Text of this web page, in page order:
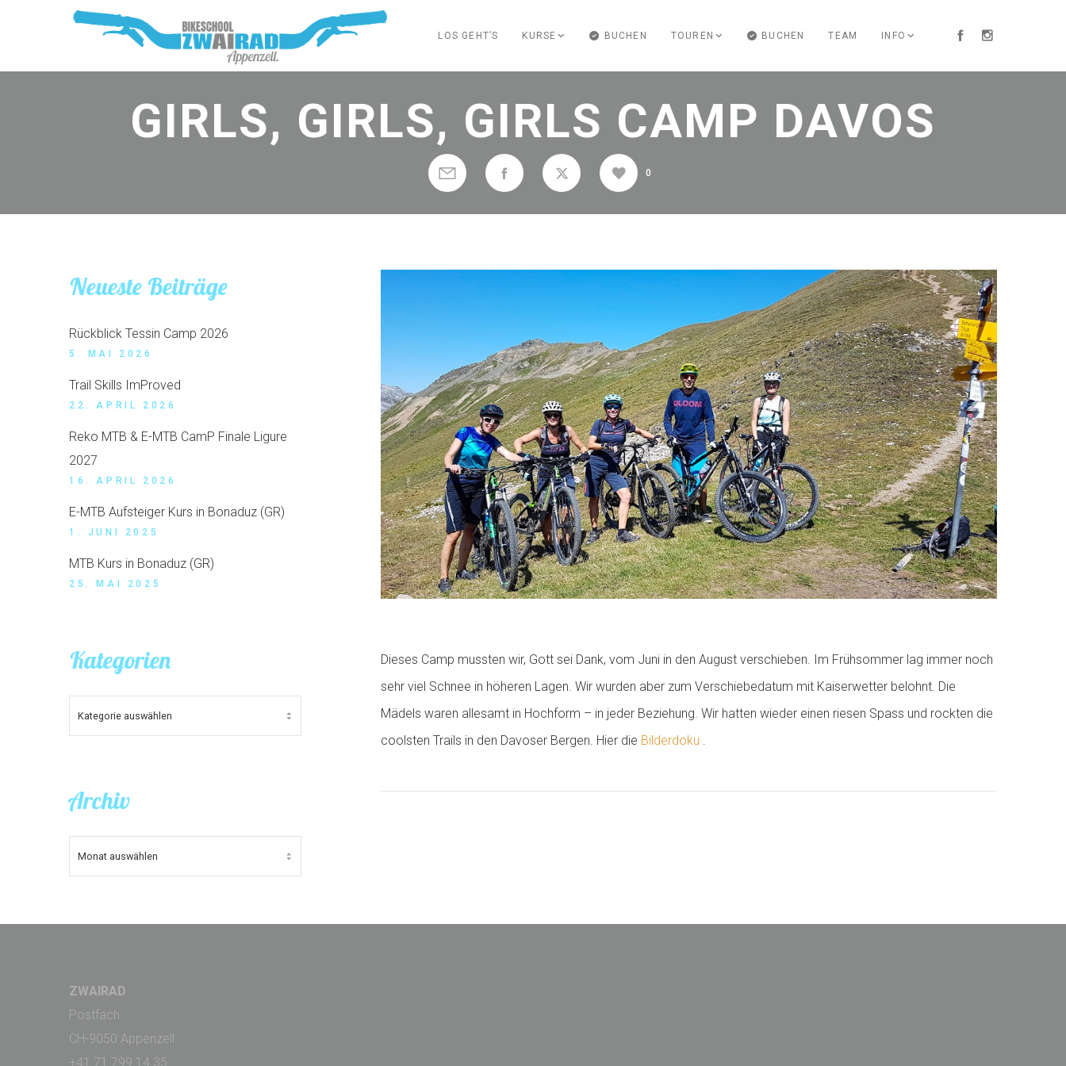
LOS GEHT’S KURSE BUCHEN TOUREN BUCHEN TEAM INFO
GIRLS, GIRLS, GIRLS CAMP DAVOS
0
Dieses Camp mussten wir, Gott sei Dank, vom Juni in den August verschieben. Im Frühsommer lag immer noch
sehr viel Schnee in höheren Lagen. Wir wurden aber zum Verschiebedatum mit Kaiserwetter belohnt. Die
Mädels waren allesamt in Hochform – in jeder Beziehung. Wir hatten wieder einen riesen Spass und rockten die
coolsten Trails in den Davoser Bergen. Hier die Bilderdoku .
Neueste Beiträge
Rückblick Tessin Camp 2026
5. MAI 2026
Trail Skills ImProved
22. APRIL 2026
Reko MTB & E-MTB CamP Finale Ligure
2027
16. APRIL 2026
E-MTB Aufsteiger Kurs in Bonaduz (GR)
1. JUNI 2025
MTB Kurs in Bonaduz (GR)
25. MAI 2025
Kategorien
KATEGORIEN
Archiv
ARCHIV
ZWAIRAD
Postfach
CH-9050 Appenzell
+41 71 799 14 35